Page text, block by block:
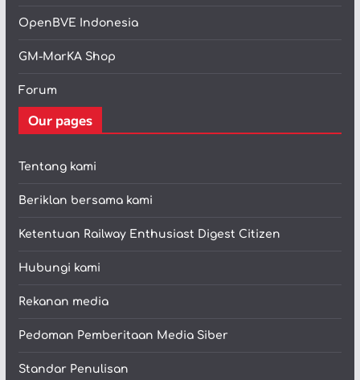
OpenBVE Indonesia
GM-MarKA Shop
Forum
Our pages
Tentang kami
Beriklan bersama kami
Ketentuan Railway Enthusiast Digest Citizen
Hubungi kami
Rekanan media
Pedoman Pemberitaan Media Siber
Standar Penulisan